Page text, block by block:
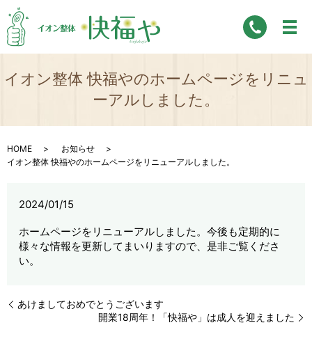
イオン整体 快福やのホームページをリニュ
ーアルしました。
HOME
お知らせ
イオン整体 快福やのホームページをリニューアルしました。
2024/01/15
ホームページをリニューアルしました。今後も定期的に
様々な情報を更新してまいりますので、是非ご覧くださ
い。
あけましておめでとうございます
開業18周年！「快福や」は成人を迎えました